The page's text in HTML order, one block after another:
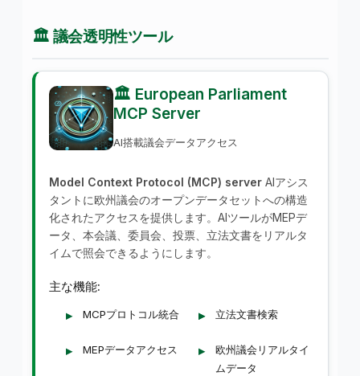
🏛️ 議会透明性ツール
🏛️ European Parliament
MCP Server
AI搭載議会データアクセス
Model Context Protocol (MCP) server AIアシス
タントに欧州議会のオープンデータセットへの構造
化されたアクセスを提供します。AIツールがMEPデ
ータ、本会議、委員会、投票、立法文書をリアルタ
イムで照会できるようにします。
主な機能:
MCPプロトコル統合
MEPデータアクセス
立法文書検索
欧州議会リアルタイ
ムデータ